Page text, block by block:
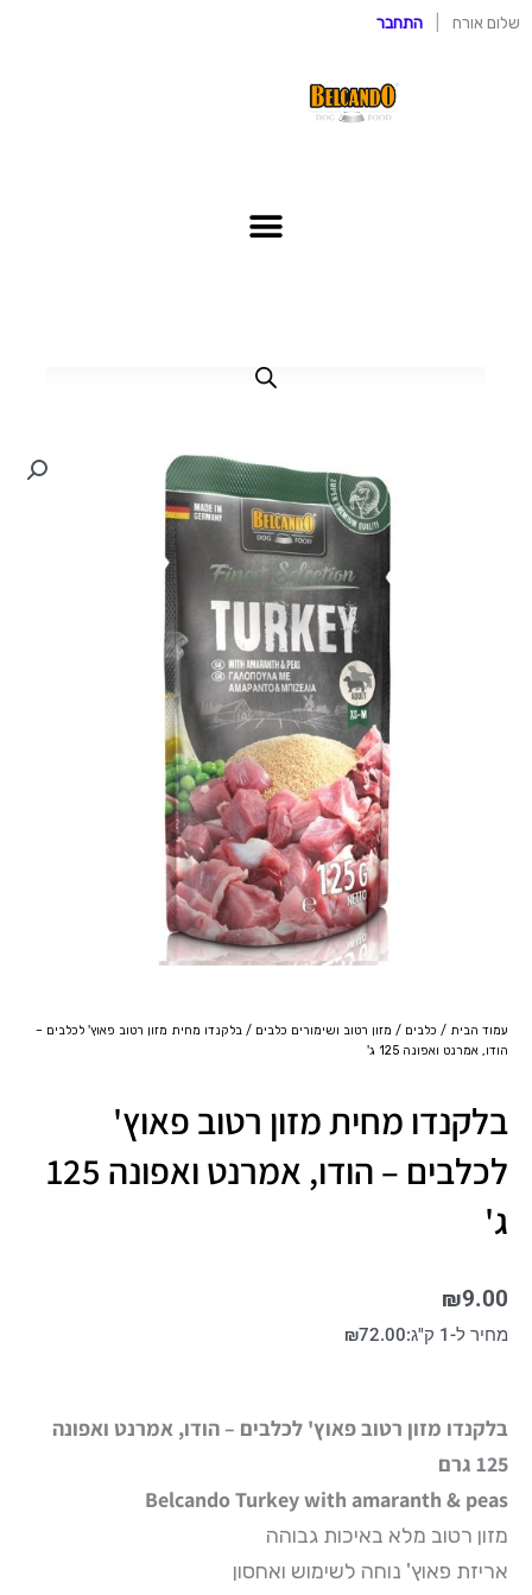
לתוכן
שלום אורח התחבר
עמוד הבית / כלבים / מזון רטוב ושימורים כלבים / בלקנדו מחית מזון רטוב פאוץ' לכלבים –
הודו, אמרנט ואפונה 125 ג'
בלקנדו מחית מזון רטוב פאוץ'
לכלבים – הודו, אמרנט ואפונה 125
ג'
₪9.00
מחיר ל-1 ק"ג: ₪72.00
בלקנדו מזון רטוב פאוץ' לכלבים – הודו, אמרנט ואפונה
125 גרם
Belcando Turkey with amaranth & peas
מזון רטוב מלא באיכות גבוהה
אריזת פאוץ' נוחה לשימוש ואחסון